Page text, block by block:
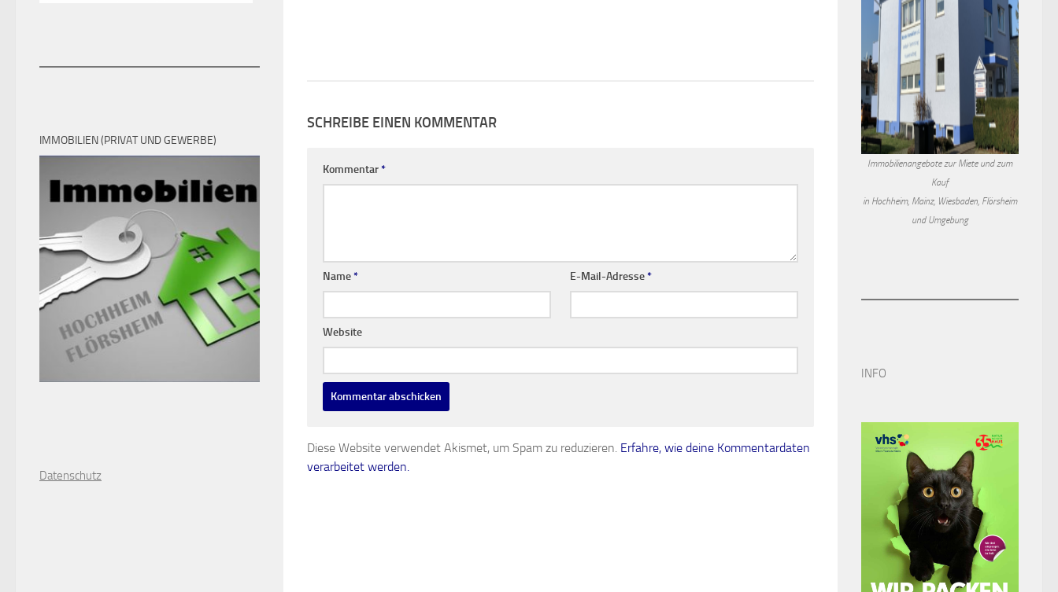
SCHREIBE EINEN KOMMENTAR
Kommentar*
Name* E-Mail-Adresse*
Website
Diese Website verwendet Akismet, um Spam zu reduzieren. Erfahre, wie deine Kommentardaten
verarbeitet werden.
IMMOBILIEN (PRIVAT UND GEWERBE)
Datenschutz
Immobilienangebote zur Miete und zum
Kauf
in Hochheim, Mainz, Wiesbaden, Flörsheim
und Umgebung
INFO